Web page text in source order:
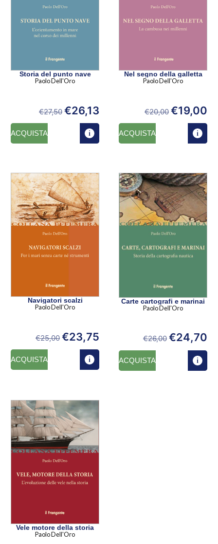
Storia del punto nave
Paolo Dell'Oro
€27,50 €26,13
ACQUISTA
Nel segno della galletta
Paolo Dell'Oro
€20,00 €19,00
ACQUISTA
Navigatori scalzi
Paolo Dell'Oro
€25,00 €23,75
ACQUISTA
Carte cartografi e marinai
Paolo Dell'Oro
€26,00 €24,70
ACQUISTA
Vele motore della storia
Paolo Dell'Oro